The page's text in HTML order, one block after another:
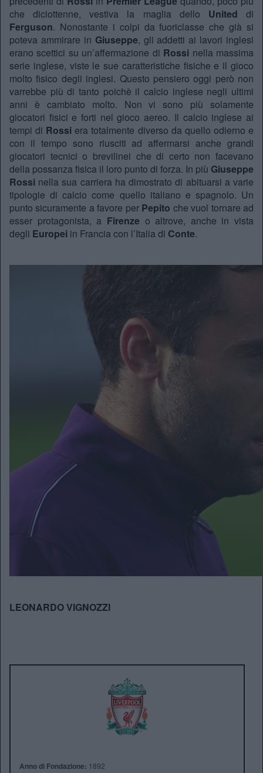
che diciottenne, vestiva la maglia dello United di
Ferguson. Nonostante i colpi da fuoriclasse che già si
poteva ammirare in Giuseppe, gli addetti ai lavori inglesi
erano scettici su un’affermazione di Rossi nella massima
serie inglese, viste le sue caratteristiche fisiche e il gioco
molto fisico degli inglesi. Questo pensiero oggi però non
varrebbe più di tanto poichè il calcio inglese negli ultimi
anni è cambiato molto. Non vi sono più solamente
giocatori fisici e forti nel gioco aereo. Il calcio inglese ai
tempi di Rossi era totalmente diverso da quello odierno e
con il tempo sono riusciti ad affermarsi anche grandi
giocatori tecnici o brevilinei che di certo non facevano
della possanza fisica il loro punto di forza. In più Giuseppe
Rossi nella sua carriera ha dimostrato di abituarsi a varie
tipologie di calcio come quello italiano e spagnolo. Un
punto sicuramente a favore per Pepito che vuol tornare ad
esser protagonista, a Firenze o altrove, anche in vista
degli Europei in Francia con l’Italia di Conte.
LEONARDO VIGNOZZI
Anno di Fondazione: 1892